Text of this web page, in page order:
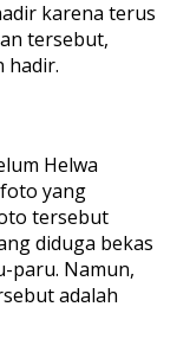
karena terus
tersebut,
hadir.
Helwa
yang
tersebut
diduga bekas
paru. Namun,
adalah